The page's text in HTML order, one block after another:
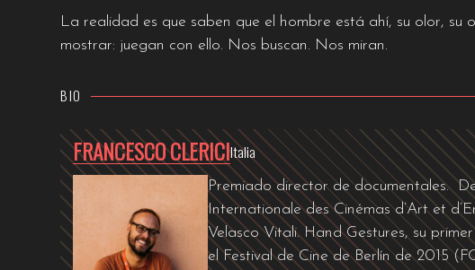
La realidad es que saben que el hombre está ahí, su olor, su
mostrar: juegan con ello. Nos buscan. Nos miran.
BIO
FRANCESCO CLERICIItalia
Premiado director de documentales.
Internationale des Cinémas d’Art et
Velasco Vitali. Hand Gestures, su
el Festival de Cine de Berlín de 2015